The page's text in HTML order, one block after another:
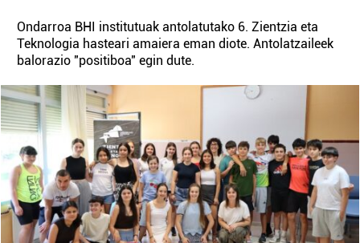
Ondarroa BHI institutuak antolatutako 6. Zientzia eta
Teknologia hasteari amaiera eman diote. Antolatzaileek
balorazio "positiboa" egin dute.